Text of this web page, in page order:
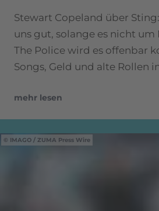
Stewart Copeland über
uns gut, solange es nicht um
The Police wird es offenbar
Songs, Geld und alte Rollen
mehr lesen
IMAGO / ZUMA Press Wire